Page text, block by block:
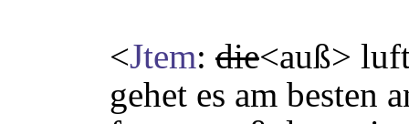
<Jtem: die<auß>
gehet es am besten